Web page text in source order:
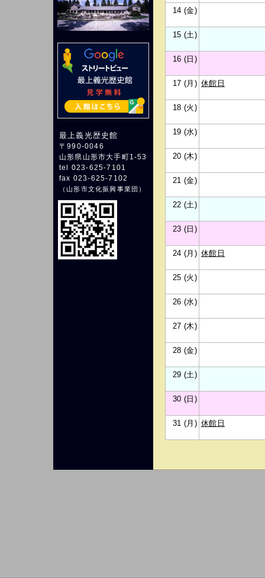
最上義光歴史館
〒990-0046
山形県山形市大手町1-53
tel 023-625-7101
fax 023-625-7102
（山形市文化振興事業団 ）
14 (金)
15 (土)
16 (日)
17 (月) 休館日
18 (火)
19 (水)
20 (木)
21 (金)
22 (土)
23 (日)
24 (月) 休館日
25 (火)
26 (水)
27 (木)
28 (金)
29 (土)
30 (日)
31 (月) 休館日